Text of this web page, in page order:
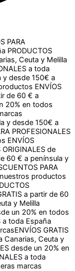
PROFESIONALES
de primeras
PARA
y Melilla
a toda España
a Canarias, Ceuta
a toda
y desde 150€ a
PROFESIONALES
ENVÍOS
ORIGINALES de
60 € a península y
PARA
productos
a partir de 60
y Melilla
un 20% en todos
a toda España
ENVÍOS GRATIS
Canarias, Ceuta y
desde un 20% en
a toda
marcas